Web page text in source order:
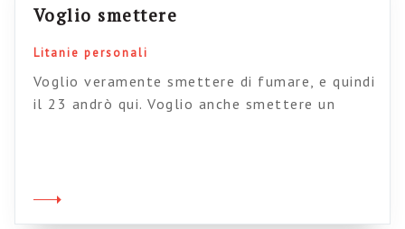
Voglio smettere
Litanie personali
Voglio veramente smettere di fumare, e quindi
il 23 andrò qui. Voglio anche smettere un
voglio smettere di addormentarmi con la